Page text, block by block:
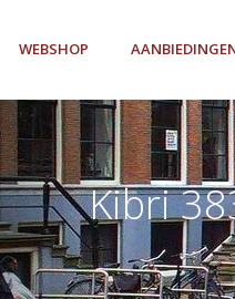
WEBSHOP
Kibri